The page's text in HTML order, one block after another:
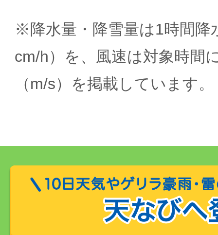
※降水量・降雪量は1時間降
cm/h）を、風速は対象時間
（m/s）を掲載しています。